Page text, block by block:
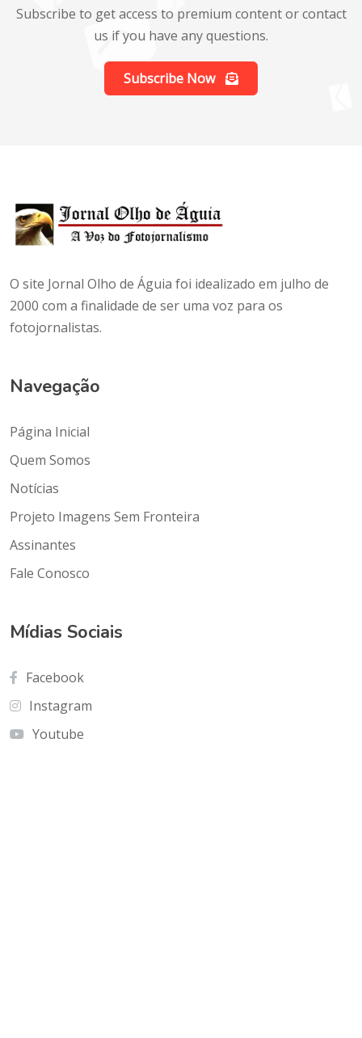
Subscribe to get access to premium content or contact
us if you have any questions.
Subscribe Now
O site Jornal Olho de Águia foi idealizado em julho de
2000 com a finalidade de ser uma voz para os
fotojornalistas.
Navegação
Página Inicial
Quem Somos
Notícias
Projeto Imagens Sem Fronteira
Assinantes
Fale Conosco
Mídias Sociais
Facebook
Instagram
Youtube